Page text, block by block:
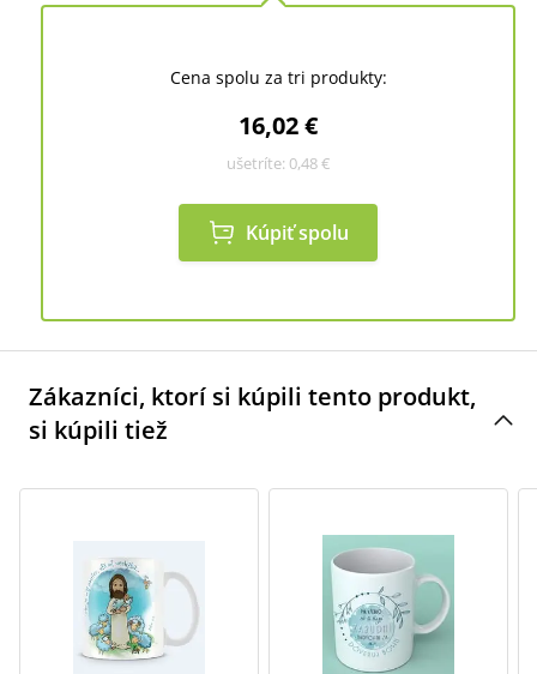
Cena spolu za tri produkty:
16,02 €
ušetríte: 0,48 €
Kúpiť spolu
Zákazníci, ktorí si kúpili tento produkt,
si kúpili tiež